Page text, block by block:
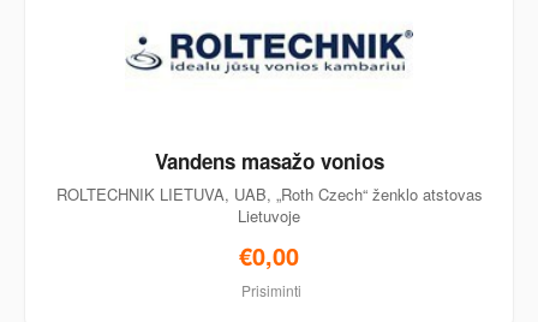
Vandens masažo vonios
ROLTECHNIK LIETUVA, UAB, „Roth Czech“ ženklo atstovas
Lietuvoje
€0,00
Prisiminti